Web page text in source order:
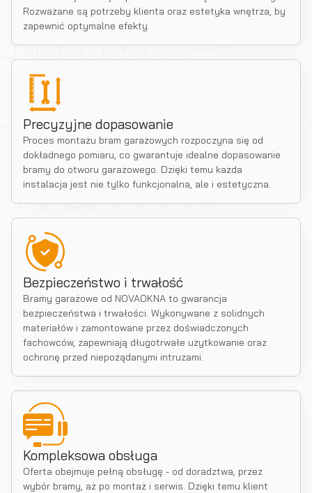
Rozważane są potrzeby klienta oraz estetyka wnętrza, by
zapewnić optymalne efekty.
Precyzyjne dopasowanie
Proces montażu bram garażowych rozpoczyna się od
dokładnego pomiaru, co gwarantuje idealne dopasowanie
bramy do otworu garażowego. Dzięki temu każda
instalacja jest nie tylko funkcjonalna, ale i estetyczna.
Bezpieczeństwo i trwałość
Bramy garażowe od NOVAOKNA to gwarancja
bezpieczeństwa i trwałości. Wykonywane z solidnych
materiałów i zamontowane przez doświadczonych
fachowców, zapewniają długotrwałe użytkowanie oraz
ochronę przed niepożądanymi intruzami.
Kompleksowa obsługa
Oferta obejmuje pełną obsługę - od doradztwa, przez
wybór bramy, aż po montaż i serwis. Dzięki temu klient